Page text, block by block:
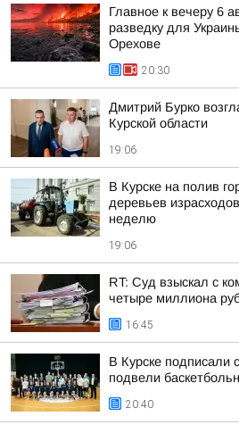
Главное к вечеру 6
разведку для
Орехове
20:30
Дмитрий Бурко
Курской области
19:06
В Курске на полив
деревьев
неделю
19:06
RT: Суд взыскал с
четыре миллиона
16:45
В Курске подписали
подвели
20:40